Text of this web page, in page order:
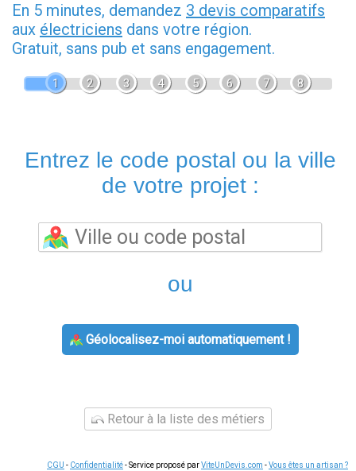
En 5 minutes, demandez 3 devis comparatifs
aux électriciens dans votre région.
Gratuit, sans pub et sans engagement.
1 2 3 4 5 6 7 8
Entrez le code postal ou la ville
de votre projet :
ou
Géolocalisez-moi automatiquement !
Retour à la liste des métiers
CGU - Confidentialité- Service proposé parViteUnDevis.com -Vous êtes un artisan ?